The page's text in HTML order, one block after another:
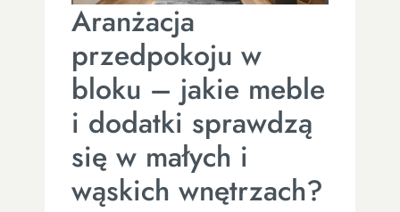
Aranżacja
przedpokoju w
bloku – jakie meble
i dodatki sprawdzą
się w małych i
wąskich wnętrzach?